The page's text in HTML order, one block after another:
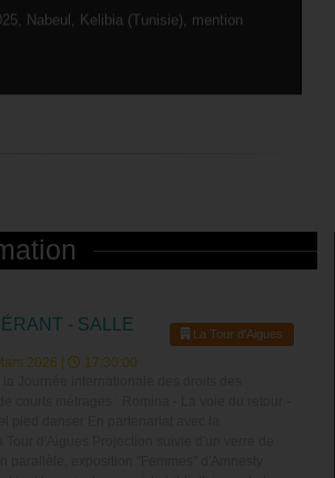
Nabeul, Kelibia (Tunisie), mention
- SALLE
La Tour d'Aigues
2026 |
17:30:00